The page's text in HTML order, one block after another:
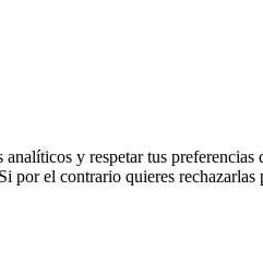
y respetar tus preferencias
el contrario quieres